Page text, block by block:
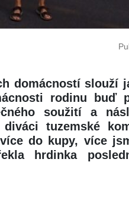
domácností slouží
rodinu buď
soužití a
tuzemské
do kupy, více
hrdinka